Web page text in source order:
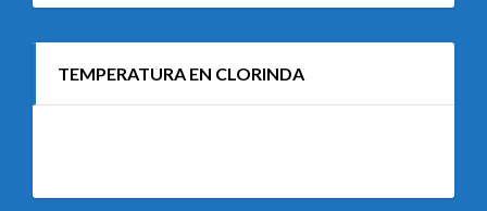
TEMPERATURA EN CLORINDA